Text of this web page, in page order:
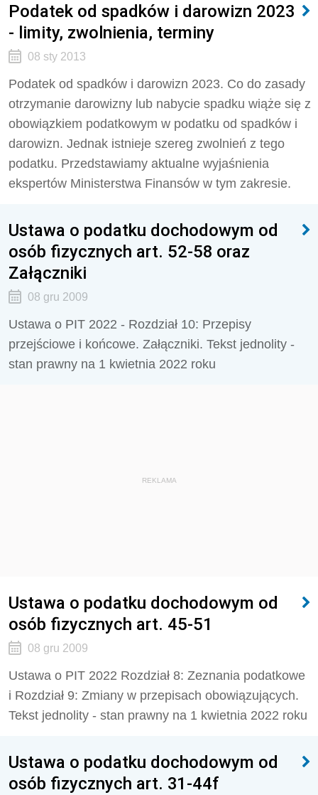
Podatek od spadków i darowizn 2023
- limity, zwolnienia, terminy
08 sty 2013
Podatek od spadków i darowizn 2023. Co do zasady
otrzymanie darowizny lub nabycie spadku wiąże się z
obowiązkiem podatkowym w podatku od spadków i
darowizn. Jednak istnieje szereg zwolnień z tego
podatku. Przedstawiamy aktualne wyjaśnienia
ekspertów Ministerstwa Finansów w tym zakresie.
Ustawa o podatku dochodowym od
osób fizycznych art. 52-58 oraz
Załączniki
08 gru 2009
Ustawa o PIT 2022 - Rozdział 10: Przepisy
przejściowe i końcowe. Załączniki. Tekst jednolity -
stan prawny na 1 kwietnia 2022 roku
REKLAMA
Ustawa o podatku dochodowym od
osób fizycznych art. 45-51
08 gru 2009
Ustawa o PIT 2022 Rozdział 8: Zeznania podatkowe
i Rozdział 9: Zmiany w przepisach obowiązujących.
Tekst jednolity - stan prawny na 1 kwietnia 2022 roku
Ustawa o podatku dochodowym od
osób fizycznych art. 31-44f